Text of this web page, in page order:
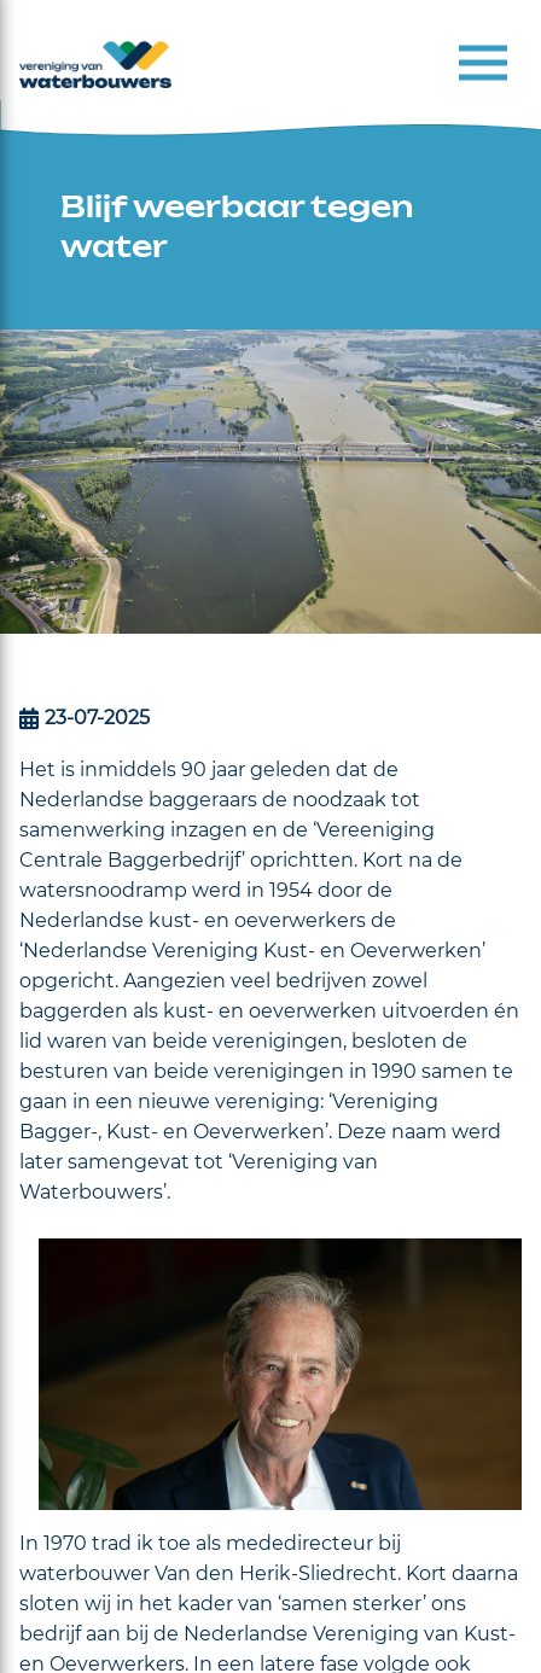
Blijf weerbaar tegen
water
23-07-2025
Het is inmiddels 90 jaar geleden dat de
Nederlandse baggeraars de noodzaak tot
samenwerking inzagen en de ‘Vereeniging
Centrale Baggerbedrijf’ oprichtten. Kort na de
watersnoodramp werd in 1954 door de
Nederlandse kust- en oeverwerkers de
‘Nederlandse Vereniging Kust- en Oeverwerken’
opgericht. Aangezien veel bedrijven zowel
baggerden als kust- en oeverwerken uitvoerden én
lid waren van beide verenigingen, besloten de
besturen van beide verenigingen in 1990 samen te
gaan in een nieuwe vereniging: ‘Vereniging
Bagger-, Kust- en Oeverwerken’. Deze naam werd
later samengevat tot ‘Vereniging van
Waterbouwers’.
In 1970 trad ik toe als mededirecteur bij
waterbouwer Van den Herik-Sliedrecht. Kort daarna
sloten wij in het kader van ‘samen sterker’ ons
bedrijf aan bij de Nederlandse Vereniging van Kust-
en Oeverwerkers. In een latere fase volgde ook